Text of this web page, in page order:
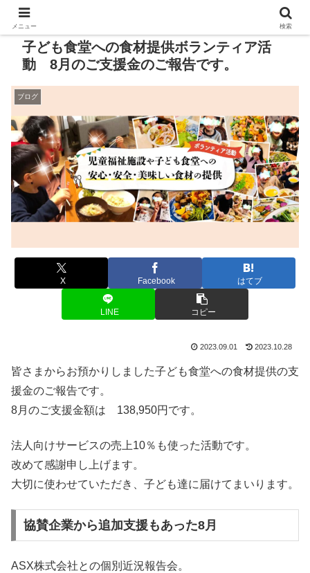
子ども食堂への食材提供ボランティア活
動 8月のご支援金のご報告です。
ブログ
X Facebook はてブ
LINE コピー
2023.09.01 2023.10.28
皆さまからお預かりしました子ども食堂への食材提供の支
援金のご報告です。
8月のご支援金額は 138,950円です。
法人向けサービスの売上10％も使った活動です。
改めて感謝申し上げます。
大切に使わせていただき、子ども達に届けてまいります。
協賛企業から追加支援もあった8月
ASX株式会社との個別近況報告会。
メニュー 検索